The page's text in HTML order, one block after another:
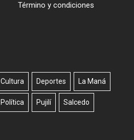
Término y condiciones
Cultura Deportes La Maná
Política Pujilí Salcedo